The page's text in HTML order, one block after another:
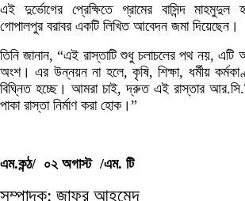
এই দুর্ভোগের প্রেক্ষিতে গ্রামের বাসিন্দ মাহমুদুল
গোপালপুর বরাবর একটি লিখিত আবেদন জমা দিয়েছেন।
তিনি জানান, “এই রাস্তাটি শুধু চলাচলের পথ নয়, এটি
অংশ। এর উন্নয়ন না হলে, কৃষি, শিক্ষা, ধর্মীয়
বিঘ্নিত হচ্ছে। আমরা চাই, দ্রুত এই রাস্তার
পাকা রাস্তা নির্মাণ করা হোক।”
এম.কন্ঠ/ ০২ অগাস্ট /এম. টি
সম্পাদক: জাফর আহমেদ